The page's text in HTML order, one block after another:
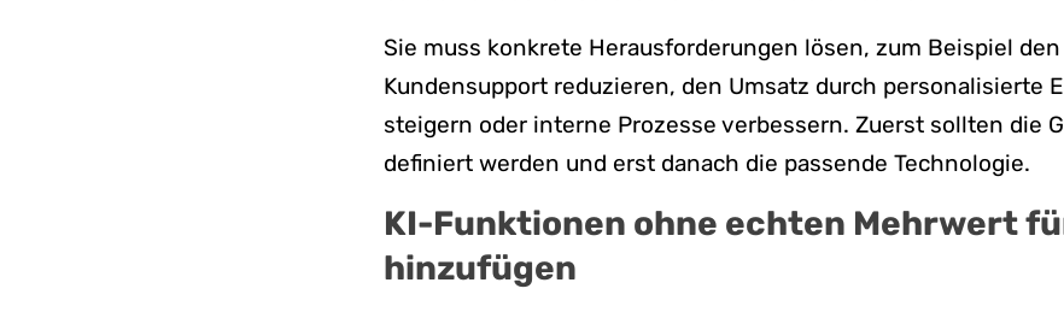
Sie muss konkrete Herausforderungen lösen, zum Beispiel
Kundensupport reduzieren, den Umsatz durch personalisierte
steigern oder interne Prozesse verbessern. Zuerst sollten die
definiert werden und erst danach die passende Technologie.
KI-Funktionen ohne echten Mehrwert
hinzufügen